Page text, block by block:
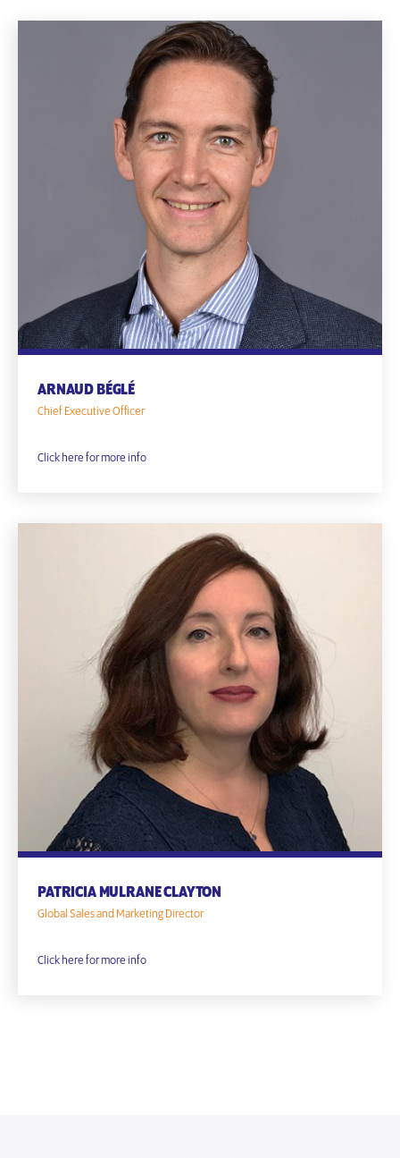
ARNAUD BÉGLÉ
Chief Executive Officer
Click here for more info
PATRICIA MULRANE CLAYTON
Global Sales and Marketing Director
Click here for more info